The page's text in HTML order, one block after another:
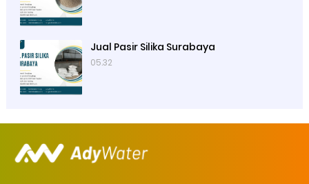
Jual Pasir Silika Surabaya
05.32